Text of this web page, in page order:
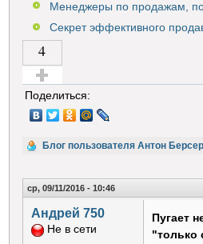
Менеджеры по продажам,
Секрет эффективного
4
Голос за!
Поделиться:
Блог пользователя Антон
ср, 09/11/2016 - 10:46
Андрей 750
Не в сети
Пугает
"только